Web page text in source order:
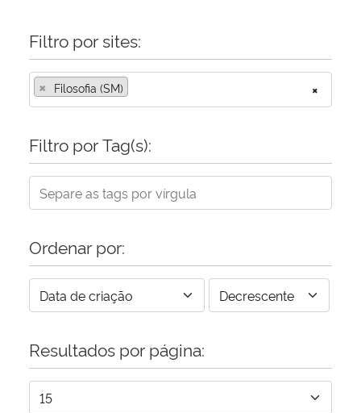
Filtro por sites:
×
× Filosofia (SM)
Filtro por Tag(s):
Ordenar por:
Resultados por página: